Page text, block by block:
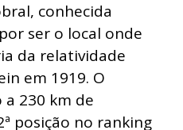
conhecida
ser o local onde
da relatividade
em 1919. O
230 km de
posição no ranking